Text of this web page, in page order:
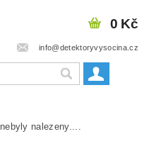
info@detektoryvysocina.cz
0 Kč
nebyly nalezeny....